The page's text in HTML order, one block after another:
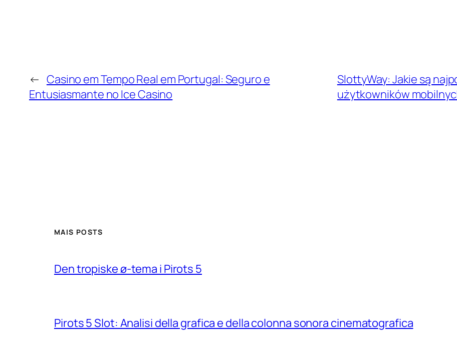
← Casino em Tempo Real em Portugal: Seguro e
Entusiasmante no Ice Casino
SlottyWay: Jakie są
użytkowników
MAIS POSTS
Den tropiske ø-tema i Pirots 5
Pirots 5 Slot: Analisi della grafica e della colonna sonora cinematografica